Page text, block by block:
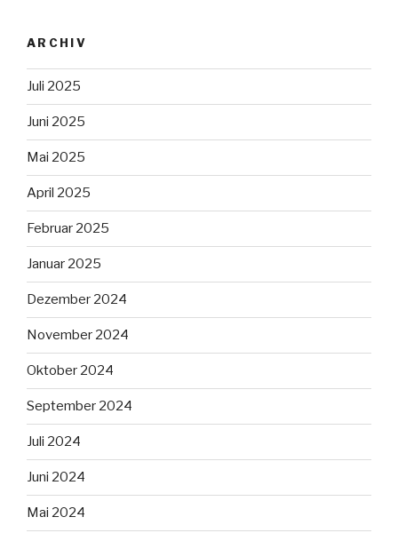
ARCHIV
Juli 2025
Juni 2025
Mai 2025
April 2025
Februar 2025
Januar 2025
Dezember 2024
November 2024
Oktober 2024
September 2024
Juli 2024
Juni 2024
Mai 2024